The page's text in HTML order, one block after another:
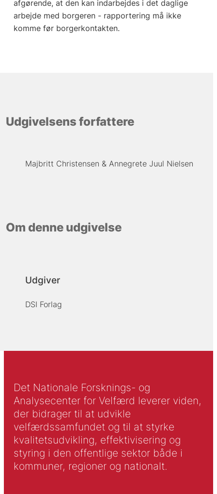
afgørende, at den kan indarbejdes i det daglige
arbejde med borgeren - rapportering må ikke
komme før borgerkontakten.
Udgivelsens forfattere
Majbritt Christensen Annegrete Juul Nielsen
Om denne udgivelse
Udgiver
DSI Forlag
Det Nationale Forsknings- og
Analysecenter for Velfærd leverer viden,
der bidrager til at udvikle
velfærdssamfundet og til at styrke
kvalitetsudvikling, effektivisering og
styring i den offentlige sektor både i
kommuner, regioner og nationalt.